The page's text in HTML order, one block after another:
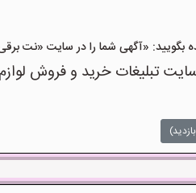
«آگهی شما را در سایت «نت برقی» دیده ام و
تبلیغات خرید و فروش